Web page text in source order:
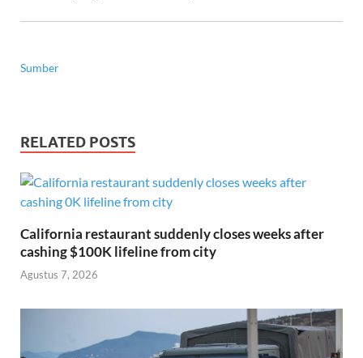
Sumber
RELATED POSTS
California restaurant suddenly closes weeks after
cashing $100K lifeline from city
Agustus 7, 2026